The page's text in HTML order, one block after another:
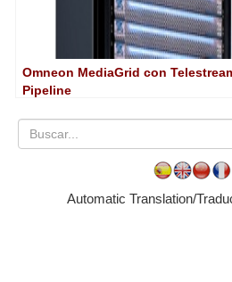
Omneon MediaGrid con
Pipeline
Automatic Translation/